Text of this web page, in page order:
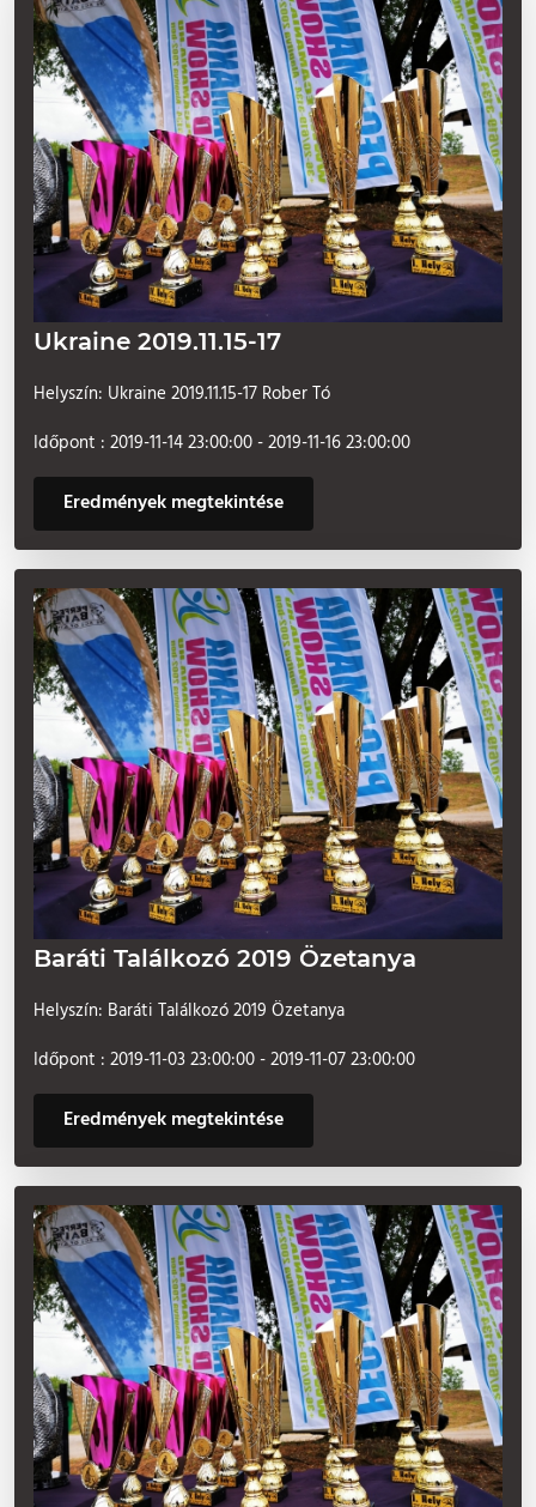
Ukraine 2019.11.15-17
Helyszín: Ukraine 2019.11.15-17 Rober Tó
Időpont : 2019-11-14 23:00:00 - 2019-11-16 23:00:00
Eredmények megtekintése
Baráti Találkozó 2019 Özetanya
Helyszín: Baráti Találkozó 2019 Özetanya
Időpont : 2019-11-03 23:00:00 - 2019-11-07 23:00:00
Eredmények megtekintése